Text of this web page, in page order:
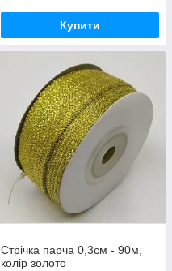
Купити
Стрічка парча 0,3см - 90м,
колір золото